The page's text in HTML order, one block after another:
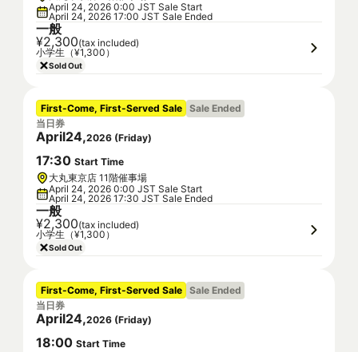
April 24, 2026 0:00 JST Sale Start
April 24, 2026 17:00 JST Sale Ended
一般
¥2,300(tax included)
小学生（¥1,300）
Sold Out
First-Come, First-Served Sale Sale Ended
当日券
April24,2026 (Friday)
17:30 Start Time
大丸東京店 11階催事場
April 24, 2026 0:00 JST Sale Start
April 24, 2026 17:30 JST Sale Ended
一般
¥2,300(tax included)
小学生（¥1,300）
Sold Out
First-Come, First-Served Sale Sale Ended
当日券
April24,2026 (Friday)
18:00 Start Time